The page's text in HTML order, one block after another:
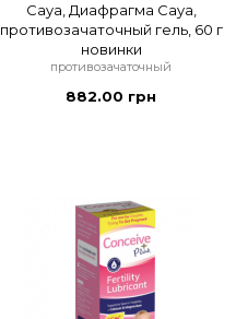
Caya, Диафрагма Caya,
противозачаточный гель, 60 г
новинки
противозачаточный
882.00 грн